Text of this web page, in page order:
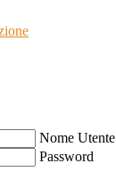
Nome Utente
Password